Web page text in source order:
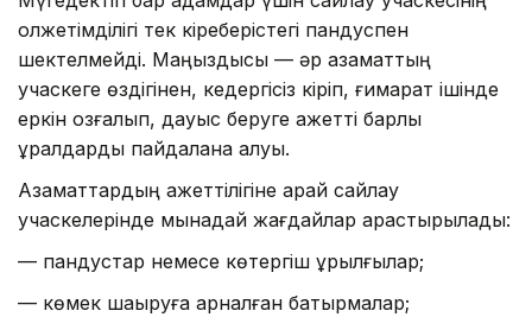
қолжетімділігі тек кіреберістегі пандуспен
шектелмейді. Маңыздысы — әр азаматтың
учаскеге өздігінен, кедергісіз кіріп, ғимарат ішінде
еркін қозғалып, дауыс беруге қажетті барлық
құралдарды пайдалана алуы.
Азаматтардың қажеттілігіне қарай сайлау
учаскелерінде мынадай жағдайлар қарастырылады:
— пандустар немесе көтергіш құрылғылар;
— көмек шақыруға арналған батырмалар;